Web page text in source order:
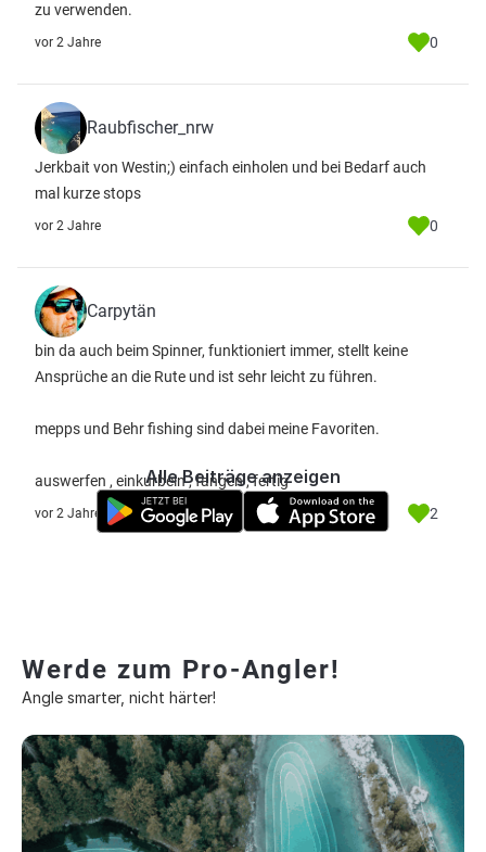
zu verwenden.
vor 2 Jahre 0
Raubfischer_nrw
Jerkbait von Westin;) einfach einholen und bei Bedarf auch
mal kurze stops
vor 2 Jahre 0
Carpytän
bin da auch beim Spinner, funktioniert immer, stellt keine
Ansprüche an die Rute und ist sehr leicht zu führen.
mepps und Behr fishing sind dabei meine Favoriten.
auswerfen , einkurbeln , fangen , fertig
vor 2 Jahre 2
Alle Beiträge anzeigen
Werde zum Pro-Angler!
Angle smarter, nicht härter!